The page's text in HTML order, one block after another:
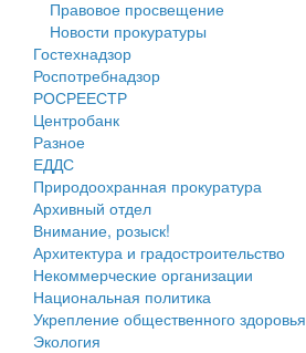
Проекты планировки территории
Собрание депутатов
Городское поселение
Сельские поселения
Правовое просвещение
Новости прокуратуры
Гостехнадзор
Роспотребнадзор
РОСРЕЕСТР
Центробанк
Разное
ЕДДС
Природоохранная прокуратура
Архивный отдел
Внимание, розыск!
Архитектура и градостроительство
Некоммерческие организации
Национальная политика
Укрепление общественного здоровья
Экология